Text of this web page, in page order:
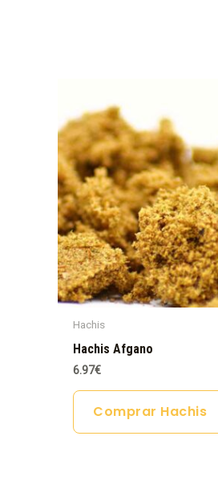
Hachis
Hachis Afgano
6.97€
Comprar Hachis